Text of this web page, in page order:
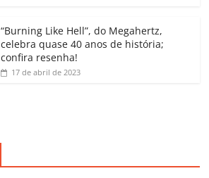
o
m
“Burning Like Hell”, do Megahertz,
celebra quase 40 anos de história;
confira resenha!
17 de abril de 2023